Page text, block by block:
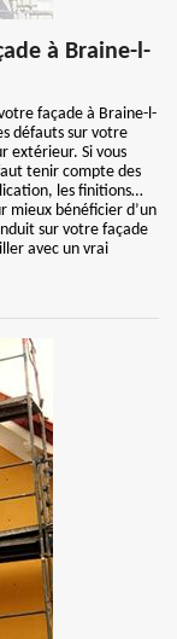
à Braine-l-
façade à Braine-l-
défauts sur votre
extérieur. Si vous
tenir compte des
les finitions…
mieux bénéficier d’un
sur votre façade
avec un vrai